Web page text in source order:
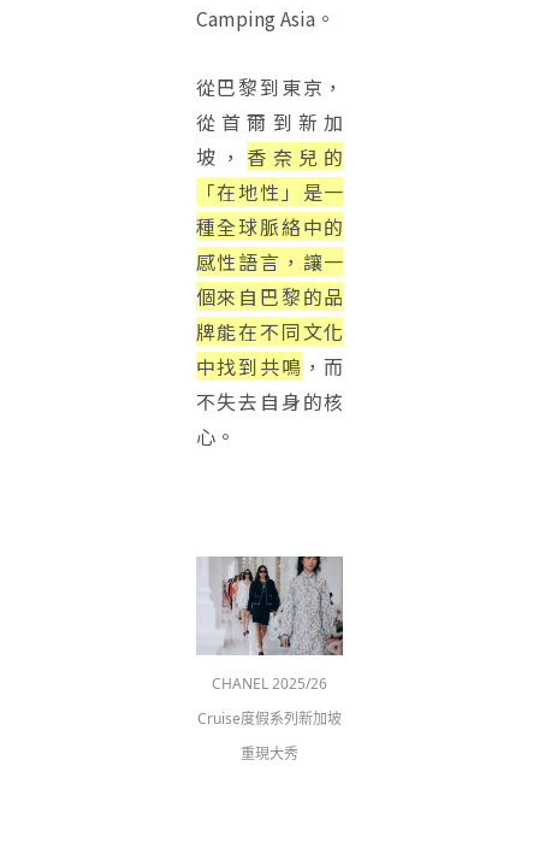
Camping Asia。
從巴黎到東京，
從首爾到新加
坡， 香奈兒的
「在地性」是一
種全球脈絡中的
感性語言，讓一
個來自巴黎的品
牌能在不同文化
中找到共鳴 ，而
不失去自身的核
心。
CHANEL 2025/26
Cruise度假系列新加坡
重現大秀